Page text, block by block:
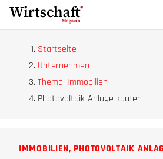
Startseite
Unternehmen
Thema: Immobilien
Photovoltaik-Anlage kaufen
IMMOBILIEN, PHOTOVOLTAIK